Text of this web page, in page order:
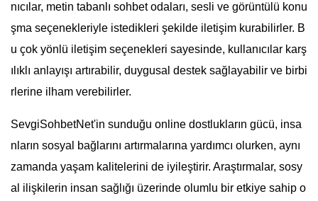
nıcılar, metin tabanlı sohbet odaları, sesli ve görüntülü konu
şma seçenekleriyle istedikleri şekilde iletişim kurabilirler. B
u çok yönlü iletişim seçenekleri sayesinde, kullanıcılar karş
ılıklı anlayışı artırabilir, duygusal destek sağlayabilir ve birbi
rlerine ilham verebilirler.
SevgiSohbetNet'in sunduğu online dostlukların gücü, insa
nların sosyal bağlarını artırmalarına yardımcı olurken, aynı
zamanda yaşam kalitelerini de iyileştirir. Araştırmalar, sosy
al ilişkilerin insan sağlığı üzerinde olumlu bir etkiye sahip o